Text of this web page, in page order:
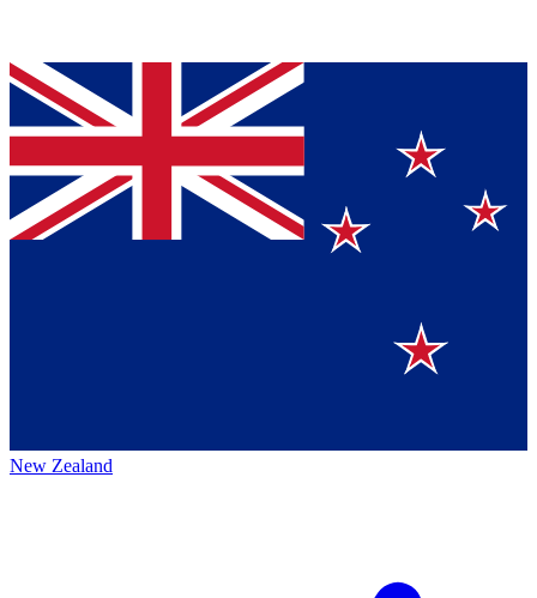
New Zealand